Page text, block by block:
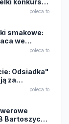
konkurs
poleca.to
smakowe:
we
poleca.to
Odsiadka"
za
poleca.to
Bartoszyce